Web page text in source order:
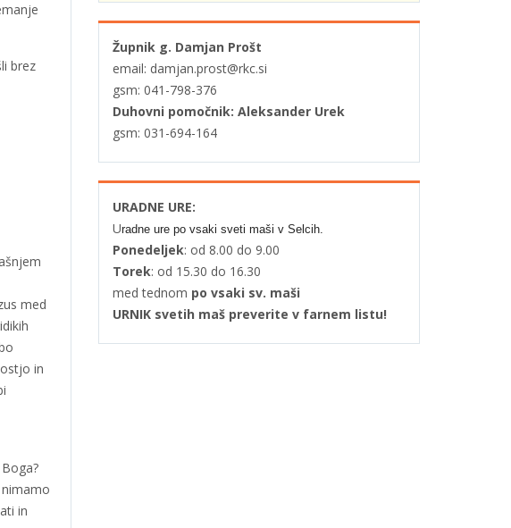
brez
med
in
in
Župnik g. Damjan Prošt
email: damjan.prost@rkc.si
gsm: 041-798-376
Duhovni pomočnik: Aleksander Urek
gsm: 031-694-164
URADNE URE:
Uradne ure po vsaki sveti maši v Selcih.
Ponedeljek: od 8.00 do 9.00
Torek: od 15.30 do 16.30
med tednom po vsaki sv. maši
URNIK svetih maš preverite v farnem listu!